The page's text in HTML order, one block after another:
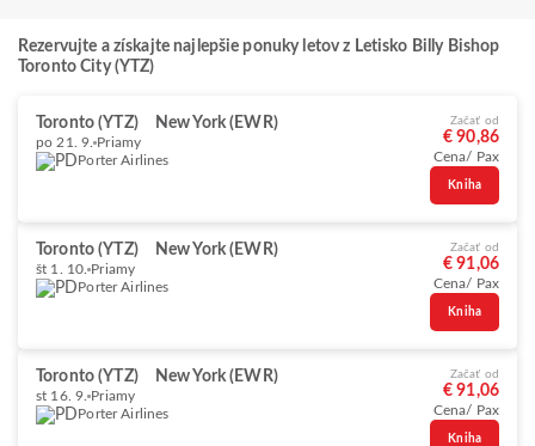
Rezervujte a získajte najlepšie ponuky letov z Letisko Billy Bishop
Toronto City (YTZ)
Toronto (YTZ) New York (EWR)
po 21. 9. Priamy
Porter Airlines
Začať od
€ 90,86
Cena/ Pax
Kniha
Toronto (YTZ) New York (EWR)
št 1. 10. Priamy
Porter Airlines
Začať od
€ 91,06
Cena/ Pax
Kniha
Toronto (YTZ) New York (EWR)
st 16. 9. Priamy
Porter Airlines
Začať od
€ 91,06
Cena/ Pax
Kniha